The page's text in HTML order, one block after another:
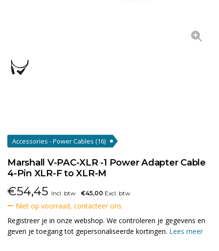
Accessories - Power Cables (16)
Marshall V-PAC-XLR -1 Power Adapter Cable
4-Pin XLR-F to XLR-M
€54,45 Incl. btw €45,00 Excl. btw
Niet op voorraad, contacteer ons
Registreer je in onze webshop. We controleren je gegevens en
geven je toegang tot gepersonaliseerde kortingen. Lees meer